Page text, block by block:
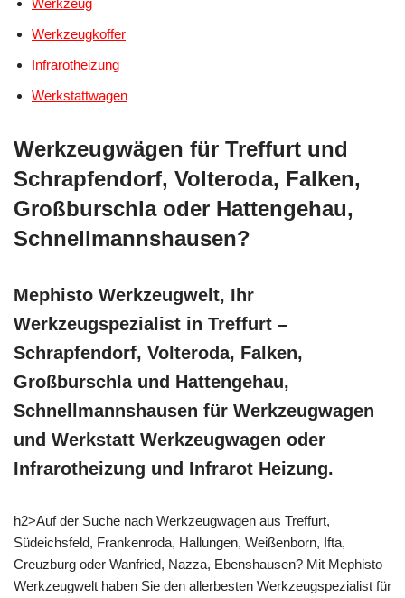
Werkzeugkoffer
Infrarotheizung
Werkstattwagen
Werkzeugwägen für Treffurt und
Schrapfendorf, Volteroda, Falken,
Großburschla oder Hattengehau,
Schnellmannshausen?
Mephisto Werkzeugwelt, Ihr
Werkzeugspezialist in Treffurt –
Schrapfendorf, Volteroda, Falken,
Großburschla und Hattengehau,
Schnellmannshausen für Werkzeugwagen
und Werkstatt Werkzeugwagen oder
Infrarotheizung und Infrarot Heizung.
h2>Auf der Suche nach Werkzeugwagen aus Treffurt,
Südeichsfeld, Frankenroda, Hallungen, Weißenborn, Ifta,
Creuzburg oder Wanfried, Nazza, Ebenshausen? Mit Mephisto
Werkzeugwelt haben Sie den allerbesten Werkzeugspezialist für